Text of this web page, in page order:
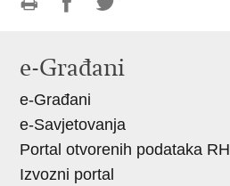
Facebooku
Twitteru
e-Građani
e-Građani
e-Savjetovanja
Portal otvorenih podataka RH
Izvozni portal